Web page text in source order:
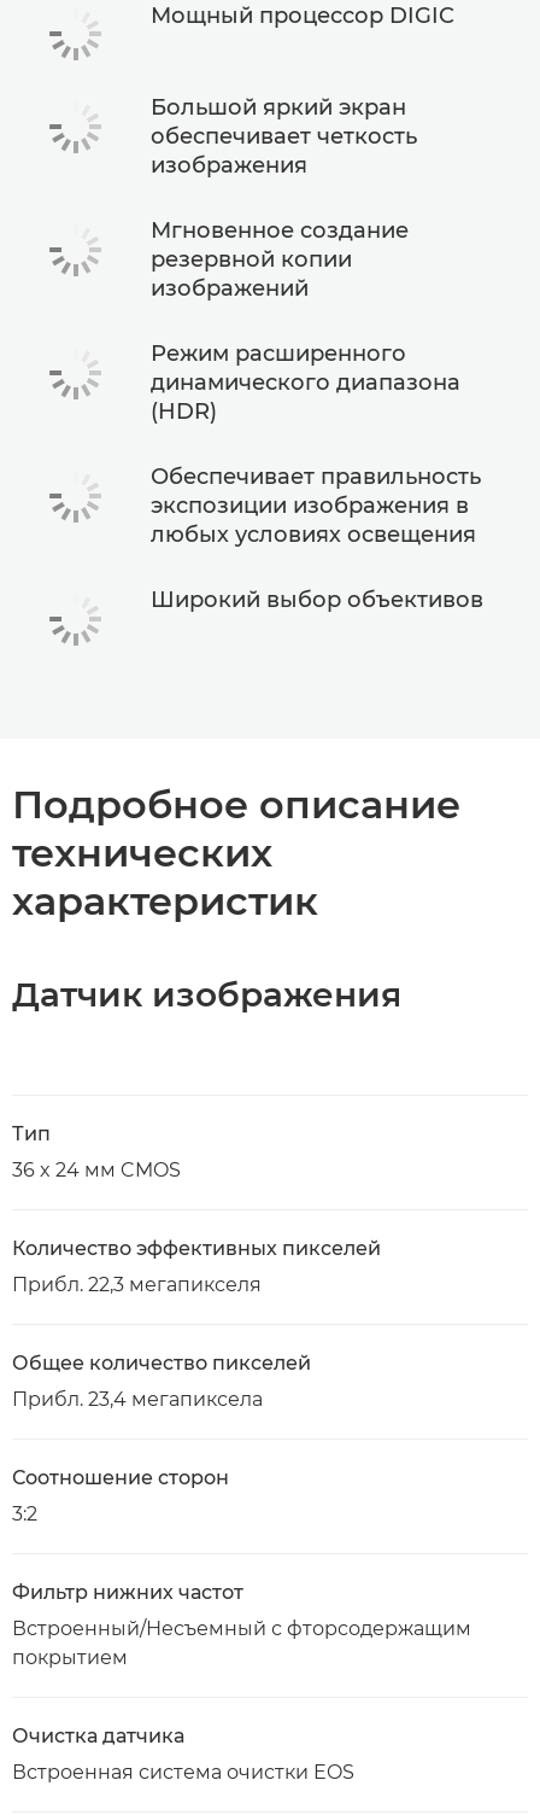
Мощный процессор DIGIC
Большой яркий экран
обеспечивает четкость
изображения
Мгновенное создание
резервной копии
изображений
Режим расширенного
динамического диапазона
(HDR)
Обеспечивает правильность
экспозиции изображения в
любых условиях освещения
Широкий выбор объективов
Подробное описание
технических
характеристик
Датчик изображения
Тип
36 x 24 мм CMOS
Количество эффективных пикселей
Прибл. 22,3 мегапикселя
Общее количество пикселей
Прибл. 23,4 мегапиксела
Соотношение сторон
3:2
Фильтр нижних частот
Встроенный/Несъемный с фторсодержащим
покрытием
Очистка датчика
Встроенная система очистки EOS